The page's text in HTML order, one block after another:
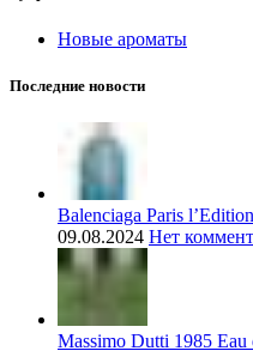
Новые ароматы
Последние новости
Balenciaga Paris
09.08.2024 Нет
Massimo Dutti 1985